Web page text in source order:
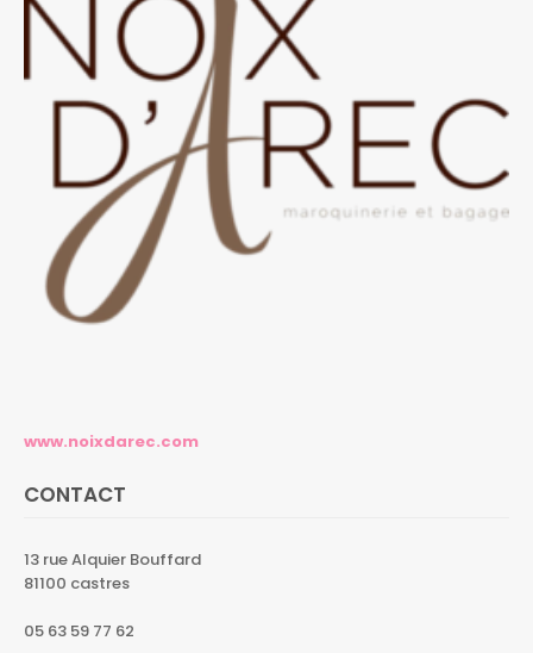
www.noixdarec.com
CONTACT
13 rue Alquier Bouffard
81100 castres
05 63 59 77 62